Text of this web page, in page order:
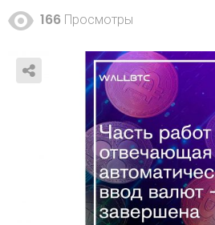
166 Просмотры